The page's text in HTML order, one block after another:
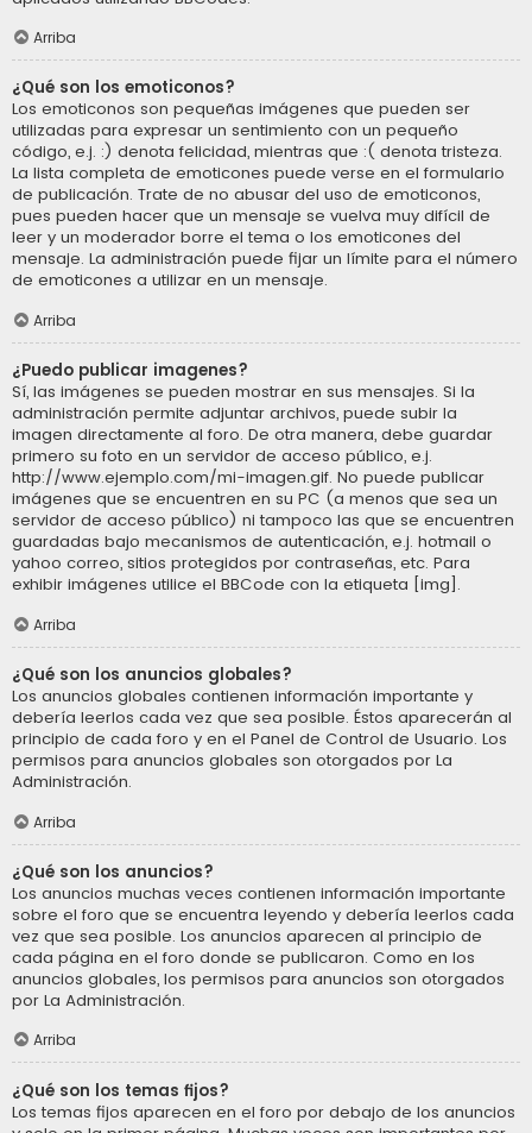
Arriba
¿Qué son los emoticonos?
Los emoticonos son pequeñas imágenes que pueden ser
utilizadas para expresar un sentimiento con un pequeño
código, e.j. :) denota felicidad, mientras que :( denota tristeza.
La lista completa de emoticones puede verse en el formulario
de publicación. Trate de no abusar del uso de emoticonos,
pues pueden hacer que un mensaje se vuelva muy difícil de
leer y un moderador borre el tema o los emoticones del
mensaje. La administración puede fijar un límite para el número
de emoticones a utilizar en un mensaje.
Arriba
¿Puedo publicar imagenes?
Sí, las imágenes se pueden mostrar en sus mensajes. Si la
administración permite adjuntar archivos, puede subir la
imagen directamente al foro. De otra manera, debe guardar
primero su foto en un servidor de acceso público, e.j.
http://www.ejemplo.com/mi-imagen.gif. No puede publicar
imágenes que se encuentren en su PC (a menos que sea un
servidor de acceso público) ni tampoco las que se encuentren
guardadas bajo mecanismos de autenticación, e.j. hotmail o
yahoo correo, sitios protegidos por contraseñas, etc. Para
exhibir imágenes utilice el BBCode con la etiqueta [img].
Arriba
¿Qué son los anuncios globales?
Los anuncios globales contienen información importante y
debería leerlos cada vez que sea posible. Éstos aparecerán al
principio de cada foro y en el Panel de Control de Usuario. Los
permisos para anuncios globales son otorgados por La
Administración.
Arriba
¿Qué son los anuncios?
Los anuncios muchas veces contienen información importante
sobre el foro que se encuentra leyendo y debería leerlos cada
vez que sea posible. Los anuncios aparecen al principio de
cada página en el foro donde se publicaron. Como en los
anuncios globales, los permisos para anuncios son otorgados
por La Administración.
Arriba
¿Qué son los temas fijos?
Los temas fijos aparecen en el foro por debajo de los anuncios